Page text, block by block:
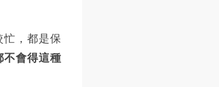
，都是保
不會得這種